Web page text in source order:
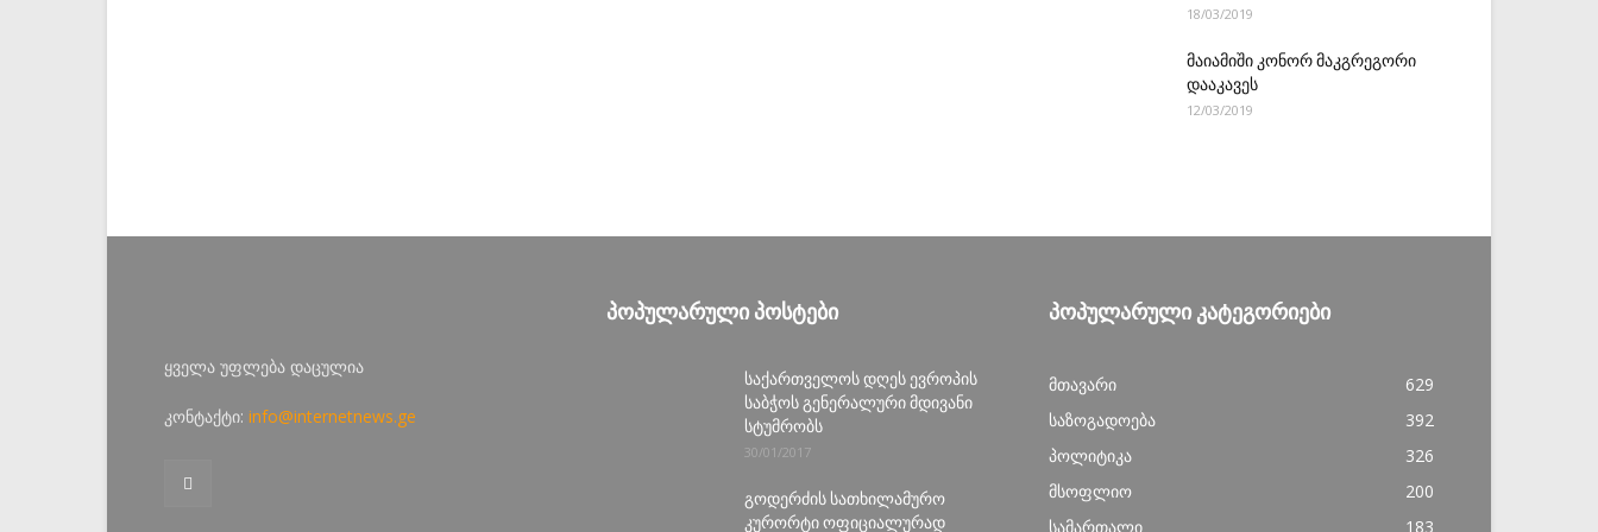
18/03/2019
მაიამიში კონორ მაკგრეგორი
დააკავეს
12/03/2019
ყველა უფლება დაცულია
კონტაქტი: info@internetnews.ge
ᲞᲝᲞᲣᲚᲐᲠᲣᲚᲘ ᲞᲝᲡᲢᲔᲑᲘ
საქართველოს დღეს ევროპის
საბჭოს გენერალური მდივანი
სტუმრობს
30/01/2017
გოდერძის სათხილამურო
კურორტი ოფიციალურად
ᲞᲝᲞᲣᲚᲐᲠᲣᲚᲘ ᲙᲐᲢᲔᲒᲝᲠᲘᲔᲑᲘ
მთავარი
629
საზოგადოება
392
პოლიტიკა
326
მსოფლიო
200
სამართალი
183